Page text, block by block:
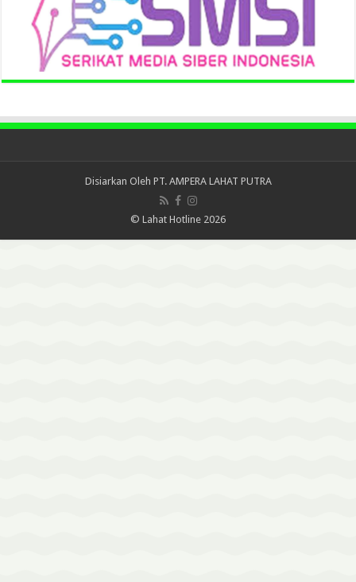
Disiarkan Oleh PT. AMPERA LAHAT PUTRA
© Lahat Hotline 2026